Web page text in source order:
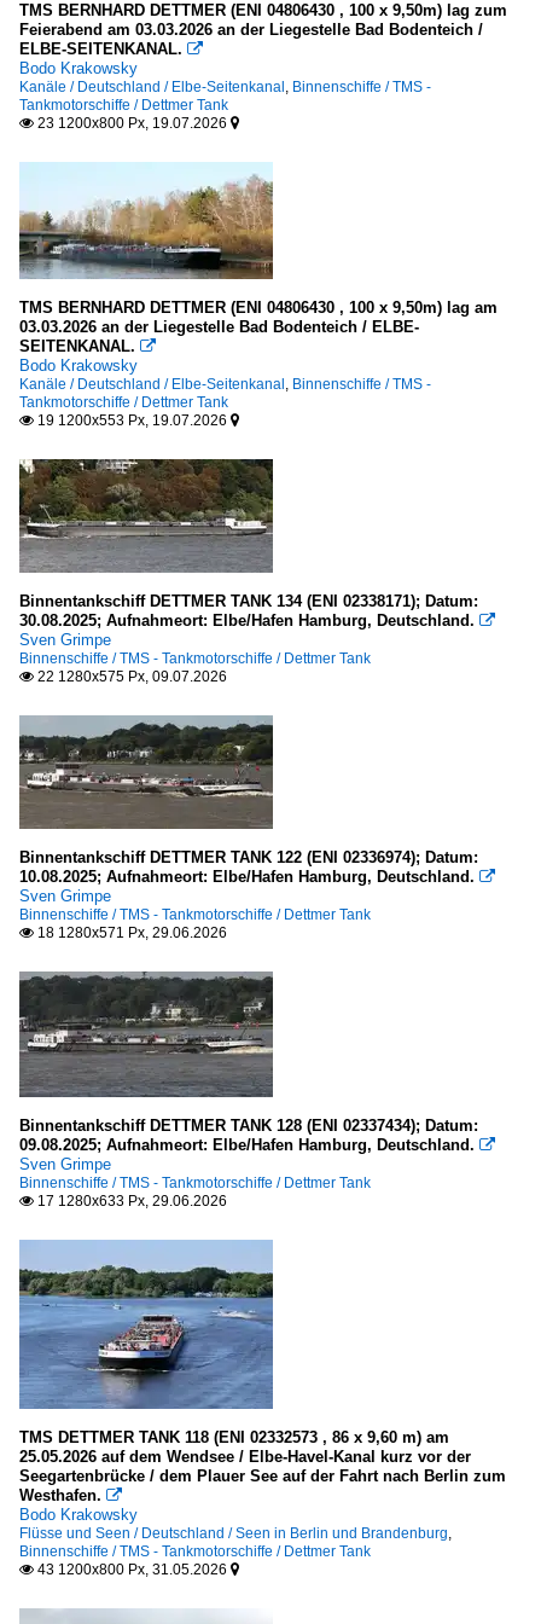
B
H
N
Koppelverbände
mit GMS/TMS A - K
Schubboote und -verbände
D
B
E
H
Flüsse und Seen
Havel
Seen in Berlin und Brandenburg
Spree
Europa
Elbe
Deutschland
Dortmund-Ems-Kanal
Elbe-Havel-Kanal
Elbe-Lübeck-Kanal
Elbe-Seitenkanal
Mittellandkanal mit Stichkanälen
Untere Havel-Wasserstraße
Wasserstraßenkreuz Magdeburg
Wesel-Datteln-Kanal
Seehäfen
Deutschland
Hamburg
Sonstiges
Flaggen, Schornsteinmarken
2009
2010
2010
2013
2014
2015
2016
2017
2018
2019
2020
2020
2021
2023
2024
2025
TMS BERNHARD DETTMER (ENI 04806430 , 100 x 9,50m) lag zum
Feierabend am 03.03.2026 an der Liegestelle Bad Bodenteich /
ELBE-SEITENKANAL. 
Bodo Krakowsky
Kanäle / Deutschland / Elbe-Seitenkanal , Binnenschiffe / TMS -
Tankmotorschiffe / Dettmer Tank
 23 1200x800 Px, 19.07.2026 
TMS BERNHARD DETTMER (ENI 04806430 , 100 x 9,50m) lag am
03.03.2026 an der Liegestelle Bad Bodenteich / ELBE-
SEITENKANAL. 
Bodo Krakowsky
Kanäle / Deutschland / Elbe-Seitenkanal , Binnenschiffe / TMS -
Tankmotorschiffe / Dettmer Tank
 19 1200x553 Px, 19.07.2026 
Binnentankschiff DETTMER TANK 134 (ENI 02338171); Datum:
30.08.2025; Aufnahmeort: Elbe/Hafen Hamburg, Deutschland. 
Sven Grimpe
Binnenschiffe / TMS - Tankmotorschiffe / Dettmer Tank
 22 1280x575 Px, 09.07.2026
Binnentankschiff DETTMER TANK 122 (ENI 02336974); Datum:
10.08.2025; Aufnahmeort: Elbe/Hafen Hamburg, Deutschland. 
Sven Grimpe
Binnenschiffe / TMS - Tankmotorschiffe / Dettmer Tank
 18 1280x571 Px, 29.06.2026
Binnentankschiff DETTMER TANK 128 (ENI 02337434); Datum:
09.08.2025; Aufnahmeort: Elbe/Hafen Hamburg, Deutschland. 
Sven Grimpe
Binnenschiffe / TMS - Tankmotorschiffe / Dettmer Tank
 17 1280x633 Px, 29.06.2026
TMS DETTMER TANK 118 (ENI 02332573 , 86 x 9,60 m) am
25.05.2026 auf dem Wendsee / Elbe-Havel-Kanal kurz vor der
Seegartenbrücke / dem Plauer See auf der Fahrt nach Berlin zum
Westhafen. 
Bodo Krakowsky
Flüsse und Seen / Deutschland / Seen in Berlin und Brandenburg,
Binnenschiffe / TMS - Tankmotorschiffe / Dettmer Tank
 43 1200x800 Px, 31.05.2026 